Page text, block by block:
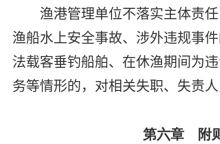
渔港管理单位不落实主体责
渔船水上安全事故、涉外违规事
法载客垂钓船舶、在休渔期间为
务等情形的，对相关失职、失责
第六章 附